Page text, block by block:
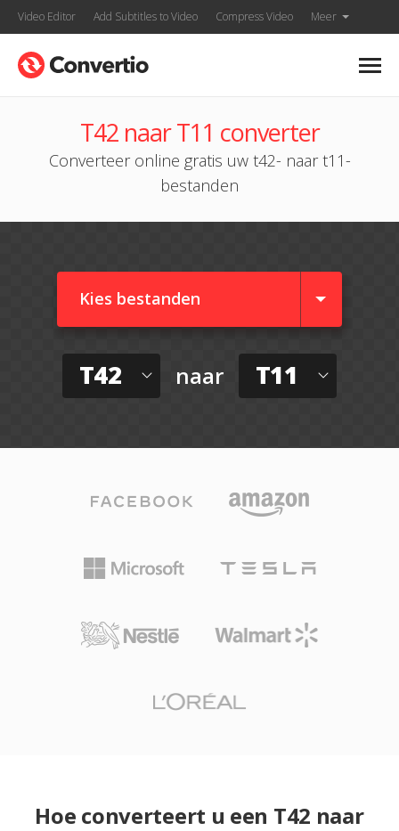
Video Editor Add Subtitles to Video Compress Video Meer
T42 naar T11 converter
Converteer online gratis uw t42- naar t11-
bestanden
Kies bestanden
T42 naar T11
Hoe converteert u een T42 naar